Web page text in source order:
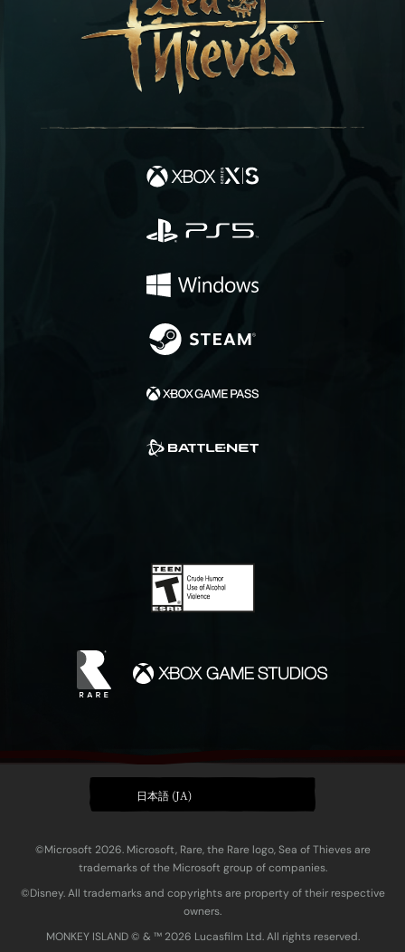
日本語 (JA)
©Microsoft 2026. Microsoft, Rare, the Rare logo, Sea of Thieves are
trademarks of the Microsoft group of companies.
©Disney. All trademarks and copyrights are property of their respective
owners.
MONKEY ISLAND © & ™ 20‍26 Lucasfilm Ltd. All rights reserved.